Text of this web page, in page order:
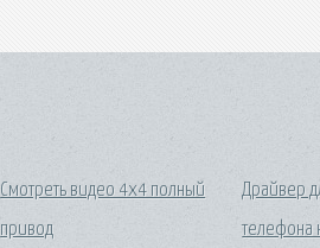
Смотреть видео 4х4 полный
привод
Драйвер
телефона